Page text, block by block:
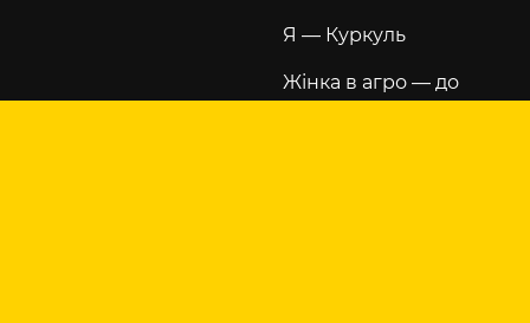
Я — Куркуль
Жінка в агро — до
щастя